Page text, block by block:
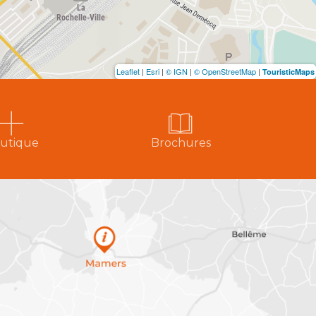
Leaflet | Esri | © IGN | © OpenStreetMap | TouristicMaps
Brochures